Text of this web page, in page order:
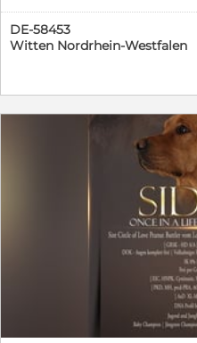
Verfügung. Tabaluga ist
schlau und vor allen Dingen
DE-58453
Witten Nordrhein-Westfalen